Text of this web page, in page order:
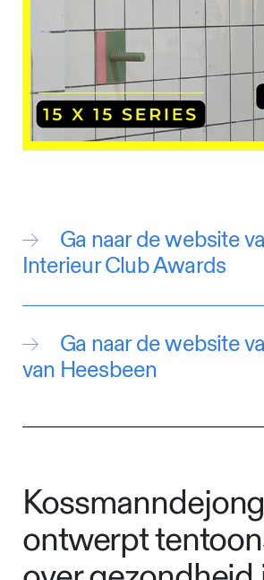
Ga naar de website
Interieur Club Awards
Ga naar de website
van Heesbeen
Kossmanndejong
ontwerpt